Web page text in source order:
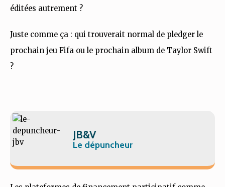
éditées autrement ?
Juste comme ça : qui trouverait normal de pledger le
prochain jeu Fifa ou le prochain album de Taylor Swift
?
JB&V
Le dépuncheur